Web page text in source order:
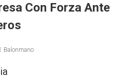
Con Forza Ante
Balonmano